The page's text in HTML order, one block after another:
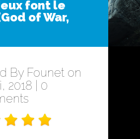
font le
of War,
By Founet on
2018 | 0